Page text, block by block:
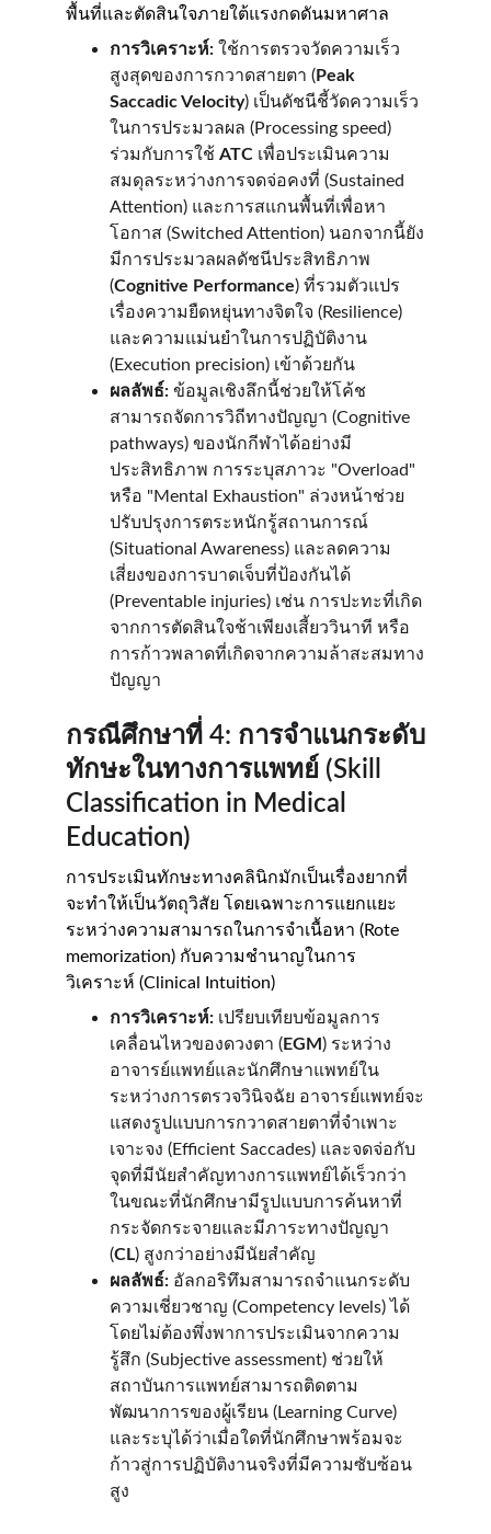
พื้นที่และตัดสินใจภายใต้แรงกดดันมหาศาล
การวิเคราะห์: ใช้การตรวจวัดความเร็ว
สูงสุดของการกวาดสายตา (Peak
Saccadic Velocity) เป็นดัชนีชี้วัดความเร็ว
ในการประมวลผล (Processing speed)
ร่วมกับการใช้ ATC เพื่อประเมินความ
สมดุลระหว่างการจดจ่อคงที่ (Sustained
Attention) และการสแกนพื้นที่เพื่อหา
โอกาส (Switched Attention) นอกจากนี้ยัง
มีการประมวลผลดัชนีประสิทธิภาพ
(Cognitive Performance) ที่รวมตัวแปร
เรื่องความยืดหยุ่นทางจิตใจ (Resilience)
และความแม่นยำในการปฏิบัติงาน
(Execution precision) เข้าด้วยกัน
ผลลัพธ์: ข้อมูลเชิงลึกนี้ช่วยให้โค้ช
สามารถจัดการวิถีทางปัญญา (Cognitive
pathways) ของนักกีฬาได้อย่างมี
ประสิทธิภาพ การระบุสภาวะ "Overload"
หรือ "Mental Exhaustion" ล่วงหน้าช่วย
ปรับปรุงการตระหนักรู้สถานการณ์
(Situational Awareness) และลดความ
เสี่ยงของการบาดเจ็บที่ป้องกันได้
(Preventable injuries) เช่น การปะทะที่เกิด
จากการตัดสินใจช้าเพียงเสี้ยววินาที หรือ
การก้าวพลาดที่เกิดจากความล้าสะสมทาง
ปัญญา
กรณีศึกษาที่ 4: การจำแนกระดับ
ทักษะในทางการแพทย์ (Skill
Classification in Medical
Education)
การประเมินทักษะทางคลินิกมักเป็นเรื่องยากที่
จะทำให้เป็นวัตถุวิสัย โดยเฉพาะการแยกแยะ
ระหว่างความสามารถในการจำเนื้อหา (Rote
memorization) กับความชำนาญในการ
วิเคราะห์ (Clinical Intuition)
การวิเคราะห์: เปรียบเทียบข้อมูลการ
เคลื่อนไหวของดวงตา (EGM ) ระหว่าง
อาจารย์แพทย์และนักศึกษาแพทย์ใน
ระหว่างการตรวจวินิจฉัย อาจารย์แพทย์จะ
แสดงรูปแบบการกวาดสายตาที่จำเพาะ
เจาะจง (Efficient Saccades) และจดจ่อกับ
จุดที่มีนัยสำคัญทางการแพทย์ได้เร็วกว่า
ในขณะที่นักศึกษามีรูปแบบการค้นหาที่
กระจัดกระจายและมีภาระทางปัญญา
(CL) สูงกว่าอย่างมีนัยสำคัญ
ผลลัพธ์: อัลกอริทึมสามารถจำแนกระดับ
ความเชี่ยวชาญ (Competency levels) ได้
โดยไม่ต้องพึ่งพาการประเมินจากความ
รู้สึก (Subjective assessment) ช่วยให้
สถาบันการแพทย์สามารถติดตาม
พัฒนาการของผู้เรียน (Learning Curve)
และระบุได้ว่าเมื่อใดที่นักศึกษาพร้อมจะ
ก้าวสู่การปฏิบัติงานจริงที่มีความซับซ้อน
สูง